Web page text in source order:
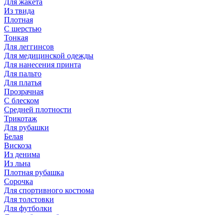
Для жакета
Из твида
Плотная
С шерстью
Тонкая
Для леггинсов
Для медицинской одежды
Для нанесения принта
Для пальто
Для платья
Прозрачная
С блеском
Средней плотности
Трикотаж
Для рубашки
Белая
Вискоза
Из денима
Из льна
Плотная рубашка
Сорочка
Для спортивного костюма
Для толстовки
Для футболки